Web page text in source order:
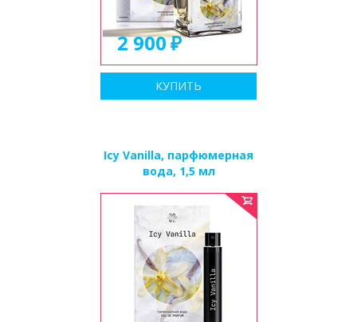
2 900
КУПИТЬ
Icy Vanilla, парфюмерная
вода, 1,5 мл